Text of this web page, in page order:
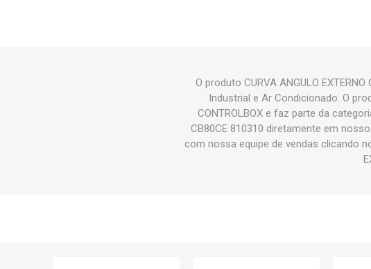
O produto CURVA ANGULO
Industrial e Ar Condicionado. O
CONTROLBOX e faz parte da
CB80CE 810310 diretamente em
com nossa equipe de vendas clicando